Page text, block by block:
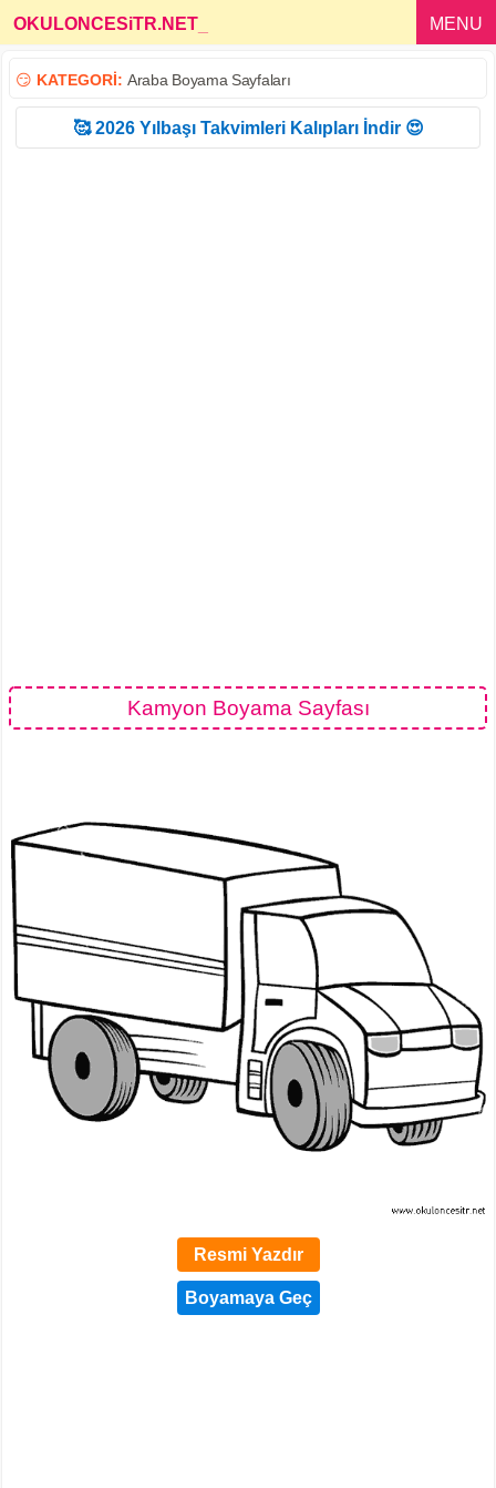
OKULONCESiTR.NET MENU
😏 KATEGORİ: Araba Boyama Sayfaları
🥰 2026 Yılbaşı Takvimleri Kalıpları İndir 😍
Kamyon Boyama Sayfası
Resmi Yazdır